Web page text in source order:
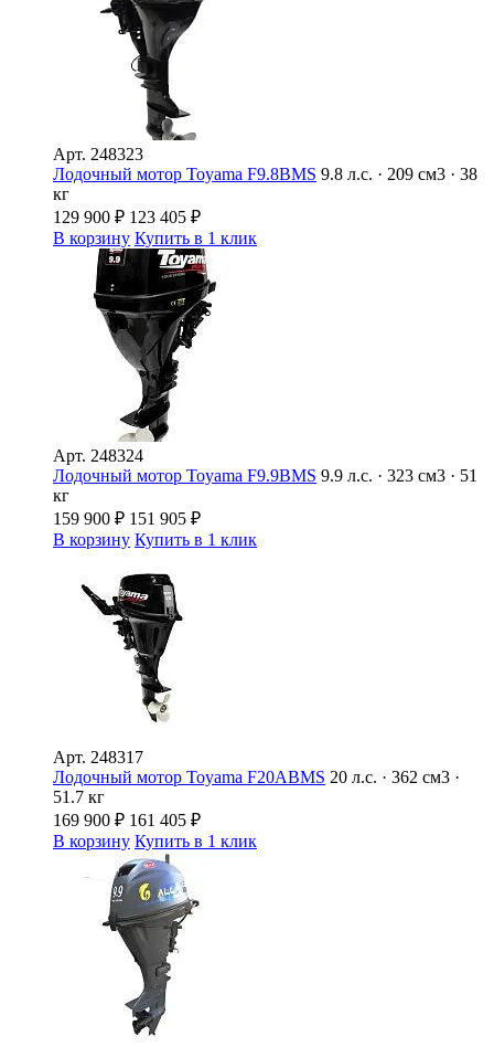
Арт. 248323
Лодочный мотор Toyama F9.8BMS 9.8 л.с. · 209 см3 · 38
кг
129 900 ₽ 123 405 ₽
В корзину Купить в 1 клик
Арт. 248324
Лодочный мотор Toyama F9.9BMS 9.9 л.с. · 323 см3 · 51
кг
159 900 ₽ 151 905 ₽
В корзину Купить в 1 клик
Арт. 248317
Лодочный мотор Toyama F20ABMS 20 л.с. · 362 см3 ·
51.7 кг
169 900 ₽ 161 405 ₽
В корзину Купить в 1 клик